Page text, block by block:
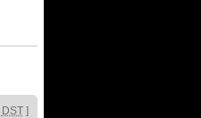
DST]